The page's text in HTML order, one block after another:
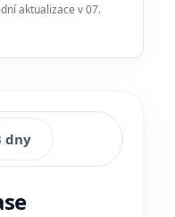
aktualizace v 07.
dny